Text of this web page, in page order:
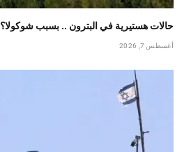
حالات هستيرية في البترون .. بسبب شوكولا؟
أغسطس 7, 2026